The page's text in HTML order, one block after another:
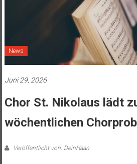
News
Juni 29, 2026
Chor St. Nikolaus lädt
wöchentlichen
Veröffentlicht von: DeinHaan